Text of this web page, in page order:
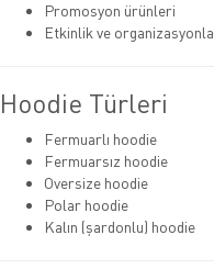
Promosyon ürünleri
Etkinlik ve
Hoodie Türleri
Fermuarlı hoodie
Fermuarsız hoodie
Oversize hoodie
Polar hoodie
Kalın (şardonlu) hoodie